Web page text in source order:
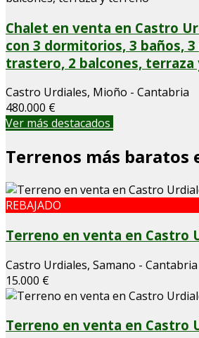
Chalet en venta en Castro
con 3 dormitorios, 3 baños,
trastero, 2 balcones,
Castro Urdiales, Mioño - Cantabria
480.000 €
Ver más destacados
Terrenos más baratos
REBAJADO
Terreno en venta en Castro
Castro Urdiales, Samano - Cantabria
15.000 €
Terreno en venta en Castro